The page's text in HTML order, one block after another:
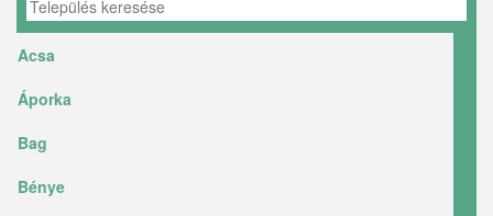
Acsa
Áporka
Bag
Bénye